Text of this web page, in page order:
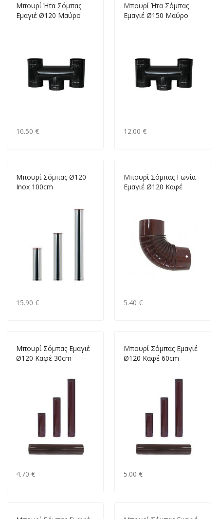
Mπουρί Ήτα Σόμπας
Εμαγιέ Ø120 Μαύρο
10.50 €
Mπουρί Ήτα Σόμπας
Εμαγιέ Ø150 Μαύρο
12.00 €
Mπουρί Σόμπας Ø120
Inox 100cm
15.90 €
Mπουρί Σόμπας Γωνία
Εμαγιέ Ø120 Καφέ
5.40 €
Mπουρί Σόμπας Εμαγιέ
Ø120 Καφέ 30cm
4.70 €
Mπουρί Σόμπας Εμαγιέ
Ø120 Καφέ 60cm
5.00 €